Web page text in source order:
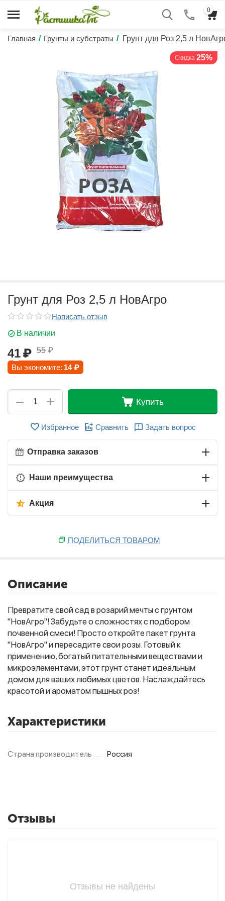
0
Главная / Грунты и субстраты / Грунт для Роз 2,5 л
Скидка 25%
Грунт для Роз 2,5 л НовАгро
Написать отзыв
В наличии
41₽ 55 ₽
Вы экономите: 14 ₽
+
− Купить
Избранное Сравнить Задать вопрос
Отправка заказов
Наши преимущества
Акция
ПОДЕЛИТЬСЯ ТОВАРОМ
Описание
Превратите свой сад в розарий мечты с грунтом
"НовАгро"! Забудьте о сложностях с подбором
почвенной смеси! Просто откройте пакет грунта
"НовАгро" и пересадите свои розы. Готовый к
применению, богатый питательными веществами и
микроэлементами, этот грунт станет идеальным
домом для ваших любимых цветов. Наслаждайтесь
красотой и ароматом пышных роз!
Характеристики
Страна производитель Россия
Отзывы
Отзывы не найдены